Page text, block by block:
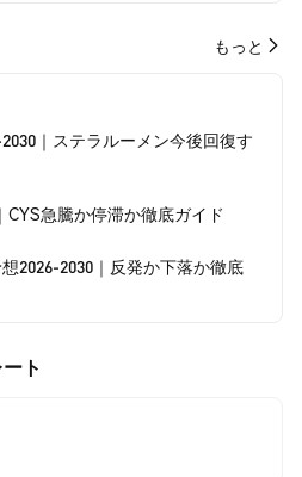
もっと
｜ステラルーメン今後回復す
CYS急騰か停滞か徹底ガイド
2026-2030｜反発か下落か徹底
ト